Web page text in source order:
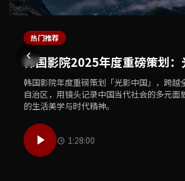
热门推荐
韩国影院2025年度重磅策划
韩国影院年度重磅策划「光影中国」，跨越
自治区，用镜头记录中国当代社会的多元面
的生活美学与时代精神。
1:28:00
最新上线
韩国影院独家首播：犯罪悬疑
追凶》
韩国影院全网独家首播年度犯罪悬疑巨制《
聚顶级主创团队，打造国产悬疑类型片的全
弦的剧情让观众欲罢不能。
独家专题
韩国影院文化之旅：敦煌莫高
工程纪实
韩国影院历时三年跟拍敦煌莫高窟数字修复
众展示文物修复师的日常工作与千年壁画数
技术，致敬守护文明的工作者。
体育精选
韩国影院体育盛典：2025亚洲
彩集锦
韩国影院体育频道精心制作2025亚洲杯足
锦，收录每一个激动人心的进球瞬间、每一
及赛场上最感人的球员故事。
美食推荐
韩国影院美食探索：中华老字
韩国影院美食团队走遍大江南北，探访三十
饮品牌，用镜头记录传统烹饪技艺的传承故
独特魅力，唤醒你的味蕾记忆。
50:00